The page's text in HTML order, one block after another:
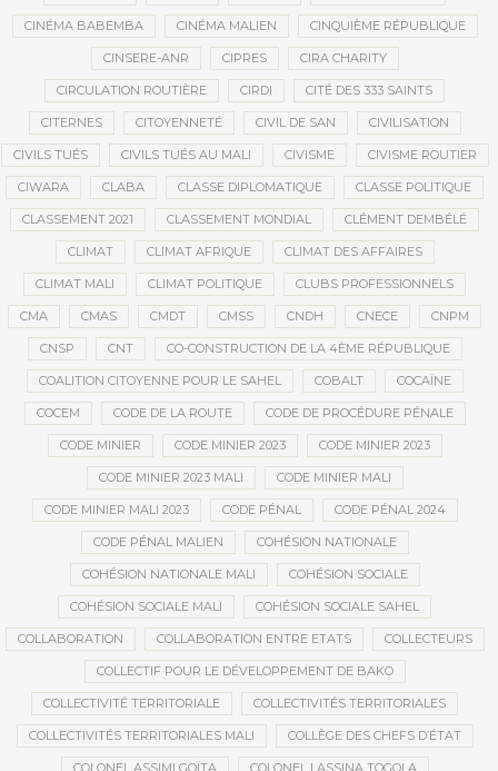
CINÉMA BABEMBA CINÉMA MALIEN CINQUIÈME RÉPUBLIQUE
CINSERE-ANR CIPRES CIRA CHARITY
CIRCULATION ROUTIÈRE CIRDI CITÉ DES 333 SAINTS
CITERNES CITOYENNETÉ CIVIL DE SAN CIVILISATION
CIVILS TUÉS CIVILS TUÉS AU MALI CIVISME CIVISME ROUTIER
CIWARA CLABA CLASSE DIPLOMATIQUE CLASSE POLITIQUE
CLASSEMENT 2021 CLASSEMENT MONDIAL CLÉMENT DEMBÉLÉ
CLIMAT CLIMAT AFRIQUE CLIMAT DES AFFAIRES
CLIMAT MALI CLIMAT POLITIQUE CLUBS PROFESSIONNELS
CMA CMAS CMDT CMSS CNDH CNECE CNPM
CNSP CNT CO-CONSTRUCTION DE LA 4ÈME RÉPUBLIQUE
COALITION CITOYENNE POUR LE SAHEL COBALT COCAÏNE
COCEM CODE DE LA ROUTE CODE DE PROCÉDURE PÉNALE
CODE MINIER CODE MINIER 2023 CODE MINIER 2023
CODE MINIER 2023 MALI CODE MINIER MALI
CODE MINIER MALI 2023 CODE PÉNAL CODE PÉNAL 2024
CODE PÉNAL MALIEN COHÉSION NATIONALE
COHÉSION NATIONALE MALI COHÉSION SOCIALE
COHÉSION SOCIALE MALI COHÉSION SOCIALE SAHEL
COLLABORATION COLLABORATION ENTRE ETATS COLLECTEURS
COLLECTIF POUR LE DÉVELOPPEMENT DE BAKO
COLLECTIVITÉ TERRITORIALE COLLECTIVITÉS TERRITORIALES
COLLECTIVITÉS TERRITORIALES MALI COLLÈGE DES CHEFS D’ÉTAT
COLONEL ASSIMI GOÏTA COLONEL LASSINA TOGOLA